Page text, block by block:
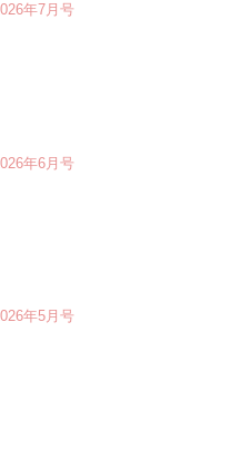
年7月号
年6月号
年5月号